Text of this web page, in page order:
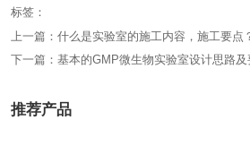
标签：
上一篇： 什么是实验室的施工内容，施工要点
下一篇： 基本的GMP微生物实验室设计思路及
推荐产品